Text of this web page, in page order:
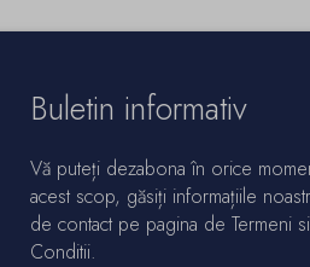
Buletin informativ
Vă puteți dezabona în orice
acest scop, găsiți informațiile
de contact pe pagina de Termeni si
Conditii.